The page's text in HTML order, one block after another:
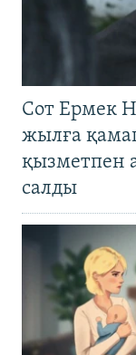
Сот Ермек
жылға
қызметпен
салды